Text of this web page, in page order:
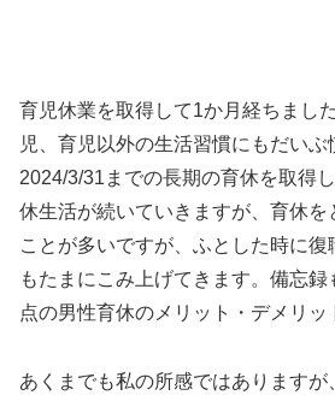
育児休業を取得して1か月経ちまし
児、育児以外の生活習慣にもだい
2024/3/31までの長期の育休を取得
休生活が続いていきますが、育休を
ことが多いですが、ふとした時に
もたまにこみ上げてきます。備忘
点の男性育休のメリット・デメリッ
あくまでも私の所感ではあります